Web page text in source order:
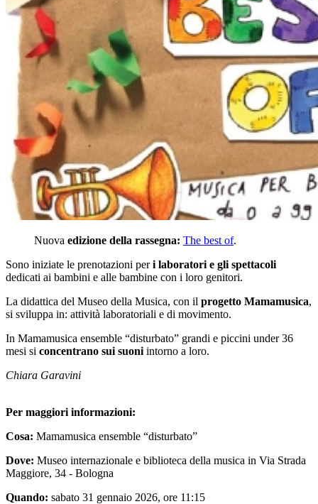
Nuova edizione della rassegna: The best of.
Sono iniziate le prenotazioni peri laboratori e gli spettacoli
dedicati ai bambini e alle bambine con i loro genitori.
La didattica del Museo della Musica, con il progetto Mamamusica,
si sviluppa in: attività laboratoriali e di movimento.
In Mamamusica ensemble “disturbato” grandi e piccini under 36
mesi si concentrano sui suoni intorno a loro.
Chiara Garavini
Per maggiori informazioni:
Cosa: Mamamusica ensemble “disturbato”
Dove: Museo internazionale e biblioteca della musica in Via Strada
Maggiore, 34 - Bologna
Quando: sabato 31 gennaio 2026, ore 11:15